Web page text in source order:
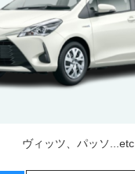
ヴィッツ、パッソ...etc